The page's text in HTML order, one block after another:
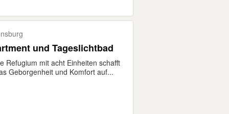
und Tageslichtbad
Refugium mit acht Einheiten schafft
Geborgenheit und Komfort auf...